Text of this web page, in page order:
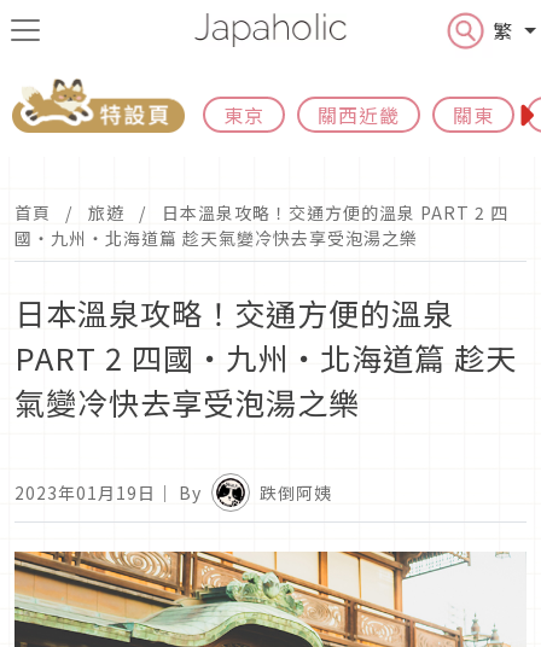
繁
東京 關西近畿 關東
首頁 旅遊
日本溫泉攻略！交通方便的溫泉 PART 2 四
國‧九州‧北海道篇 趁天氣變冷快去享受泡湯之樂
日本溫泉攻略！交通方便的溫泉
PART 2 四國‧九州‧北海道篇 趁天
氣變冷快去享受泡湯之樂
2023年01月19日 ｜ By 跌倒阿姨